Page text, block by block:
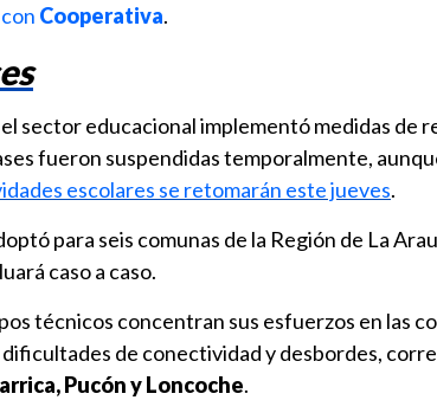
Cooperativa.
sector educacional implementó medidas de
fueron suspendidas temporalmente,
escolares se retomarán este jueves.
para seis comunas de la Región de La
caso a caso.
técnicos concentran sus esfuerzos en las
de conectividad y desbordes,
Pucón y Loncoche.